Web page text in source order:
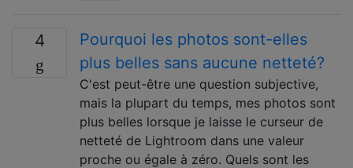
4
Pourquoi les photos sont-elles
plus belles sans aucune netteté?
C'est peut-être une question subjective,
mais la plupart du temps, mes photos sont
plus belles lorsque je laisse le curseur de
netteté de Lightroom dans une valeur
proche ou égale à zéro. Quels sont les